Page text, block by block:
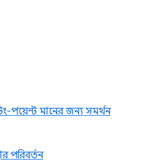
পয়েন্ট মানের জন্য সমর্থন
পরিবর্তন